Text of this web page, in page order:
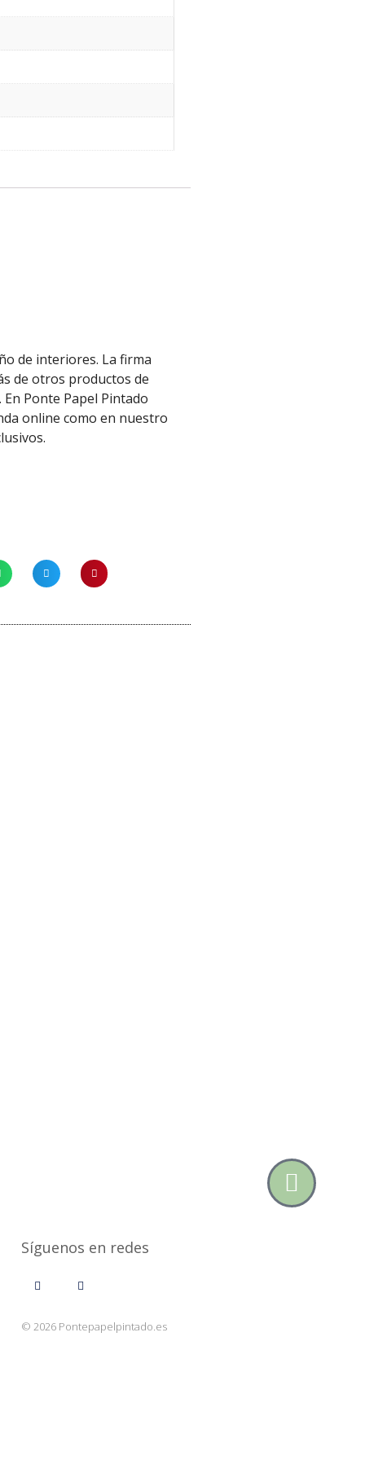
de interiores. La firma
de otros productos de
. En Ponte Papel Pintado
online como en nuestro
Síguenos en redes
© 2026 Pontepapelpintado.es